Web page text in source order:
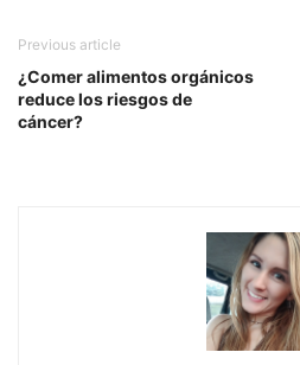
Previous article
¿Comer alimentos orgánicos
reduce los riesgos de
cáncer?